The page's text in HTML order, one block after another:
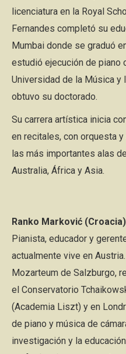
licenciatura en la Royal
Fernandes completó su
Mumbai donde se graduó
estudió ejecución de piano
Universidad de la Música y
obtuvo su doctorado.
Su carrera artística inicia
en recitales, con orquesta
las más importantes alas
Australia, África y Asia.
Ranko Marković (Croacia)
Pianista, educador y
actualmente vive en
Mozarteum de Salzburgo,
el Conservatorio
(Academia Liszt) y en
de piano y música de
investigación y la